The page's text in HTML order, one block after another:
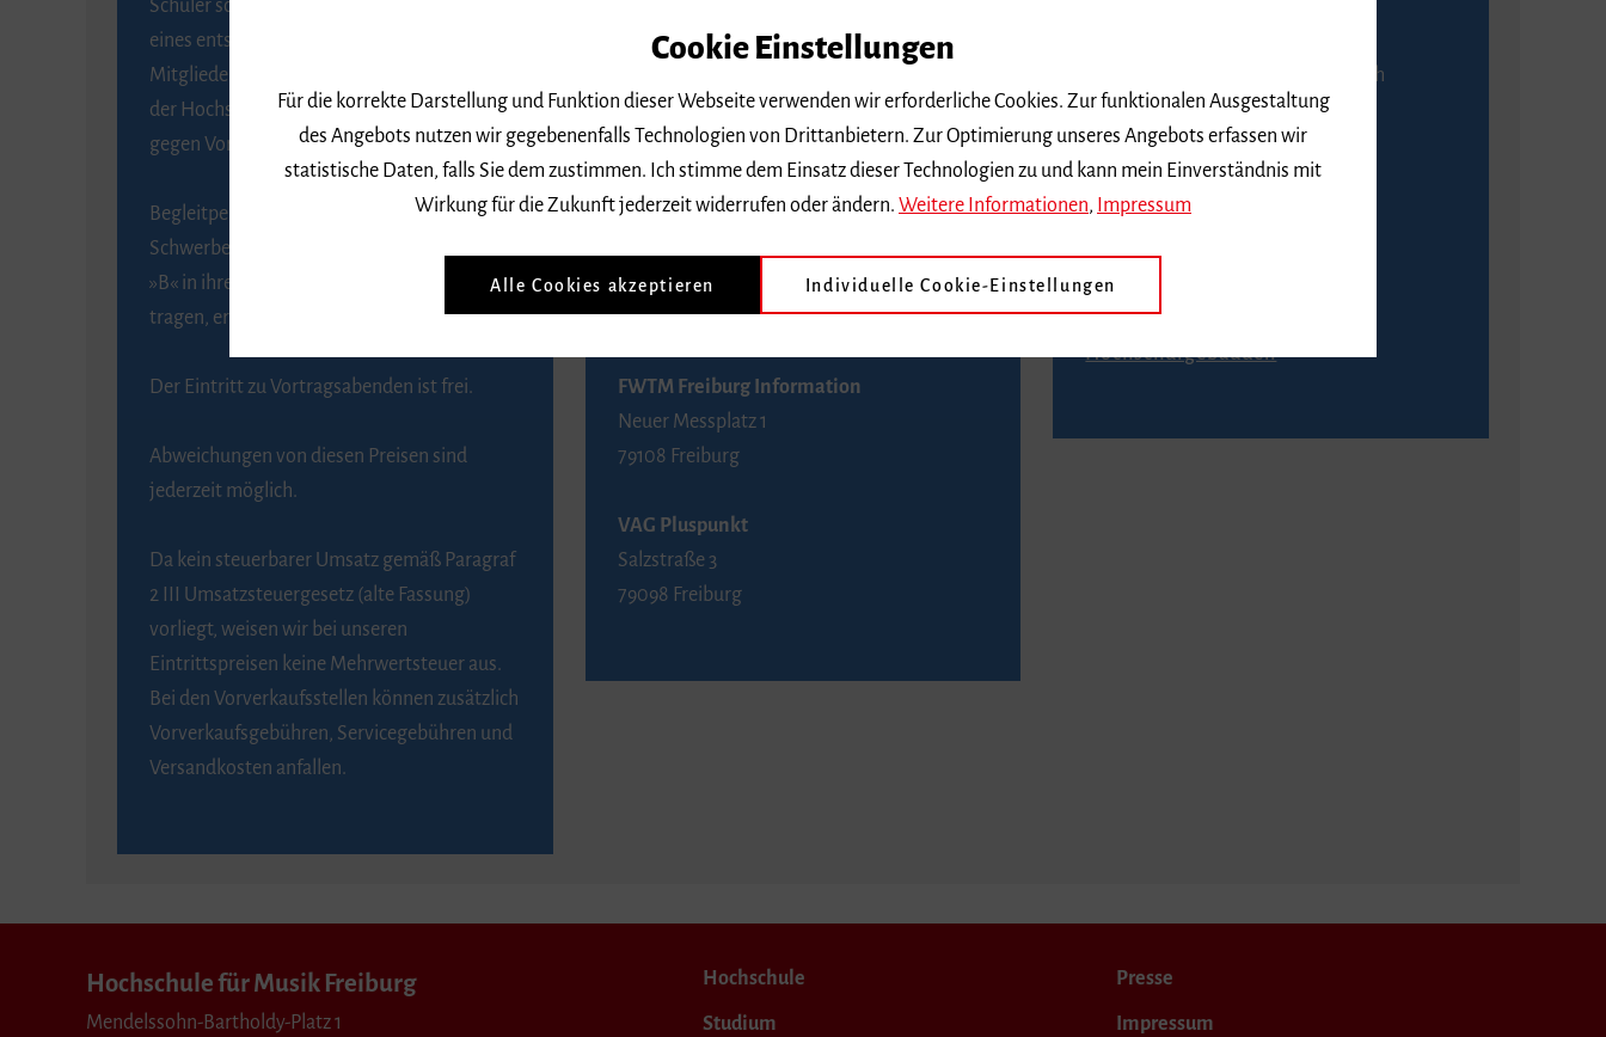
Schüler sowie Studierende gegen Vorlage
eines entsprechenden Nachweises, 6 € für
Mitglieder der Gesellschaft zur Förderung
der Hochschule für Musik Freiburg e. V.
gegen Vorlage des Mitgliedsausweises.
Begleitpersonen von Menschen mit
Schwerbehinderung, die das Merkzeichen
»B« in ihrem Schwerbehindertenausweis
tragen, erhalten eine Freikarte.
Der Eintritt zu Vortragsabenden ist frei.
Abweichungen von diesen Preisen sind
jederzeit möglich.
Da kein steuerbarer Umsatz gemäß Paragraf
2 III Umsatzsteuergesetz (alte Fassung)
vorliegt, weisen wir bei unseren
Eintrittspreisen keine Mehrwertsteuer aus.
Bei den Vorverkaufsstellen können zusätzlich
Vorverkaufsgebühren, Servicegebühren und
Versandkosten anfallen.
BZ-Kartenservice Freiburg
79098 Freiburg
Telefon 0761 4968888 (Reservierungen sind
bis drei Tage vor einem Konzert möglich)
Rathausplatz 2-4
79098 Freiburg
FWTM Freiburg Information
Neuer Messplatz 1
79108 Freiburg
VAG Pluspunkt
Salzstraße 3
79098 Freiburg
An der Abendkasse ist ausschließlich
Barzahlung möglich.
Anfahrt
Wie komme ich zu den
Hochschulgebäuden
Hochschule für Musik Freiburg
Mendelssohn-Bartholdy-Platz 1
Hochschule
Studium
Presse
Impressum
Cookie Einstellungen
Für die korrekte Darstellung und Funktion dieser Webseite verwenden wir erforderliche Cookies. Zur funktionalen Ausgestaltung
des Angebots nutzen wir gegebenenfalls Technologien von Drittanbietern. Zur Optimierung unseres Angebots erfassen wir
statistische Daten, falls Sie dem zustimmen. Ich stimme dem Einsatz dieser Technologien zu und kann mein Einverständnis mit
Wirkung für die Zukunft jederzeit widerrufen oder ändern. Weitere Informationen Impressum
Alle Cookies akzeptieren Individuelle Cookie-Einstellungen